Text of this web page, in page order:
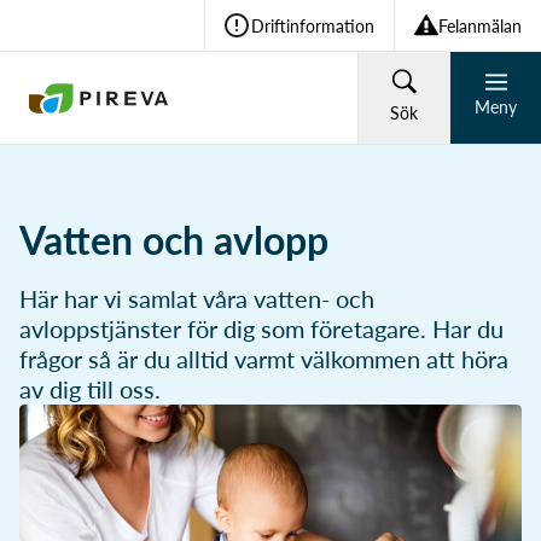
Driftinformation Felanmälan
Sök Meny
Vatten och avlopp
Om Pireva
Vad söker du?
Sök
Vanliga sökningar:
Vatten och avlopp
Här har vi samlat våra vatten- och
avloppstjänster för dig som företagare. Har du
frågor så är du alltid varmt välkommen att höra
av dig till oss.